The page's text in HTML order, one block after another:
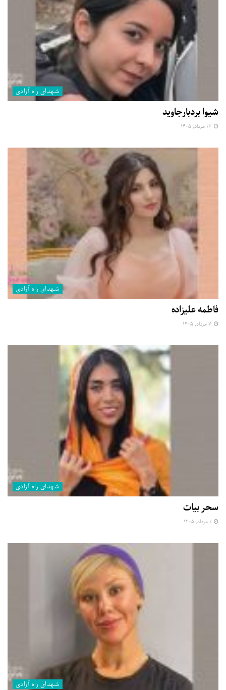
شهدای راه آزادی
شیوا بردبارجاوید
شهدای راه آزادی
فاطمه علیزاده
شهدای راه آزادی
سحر بیات
شهدای راه آزادی